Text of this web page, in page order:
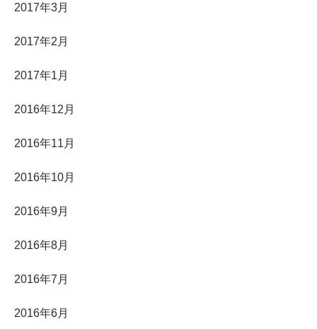
2017年3月
2017年2月
2017年1月
2016年12月
2016年11月
2016年10月
2016年9月
2016年8月
2016年7月
2016年6月